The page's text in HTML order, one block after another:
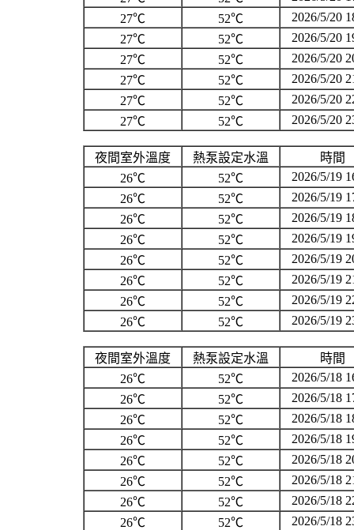
27℃
52℃
2026/5/20
27℃
52℃
2026/5/20
27℃
52℃
2026/5/20
27℃
52℃
2026/5/20
27℃
52℃
2026/5/20
27℃
52℃ 2026/5/20
夜間室外溫度 熱泵設定水溫
時間
26℃
52℃
2026/5/19
26℃
52℃
2026/5/19
26℃
52℃
2026/5/19
26℃
52℃
2026/5/19
26℃
52℃
2026/5/19
26℃
52℃
2026/5/19
26℃
52℃
2026/5/19
26℃
52℃ 2026/5/19
夜間室外溫度 熱泵設定水溫
時間
26℃
52℃
2026/5/18
26℃
52℃
2026/5/18
26℃
52℃
2026/5/18
26℃
52℃
2026/5/18
26℃
52℃
2026/5/18
26℃
52℃
2026/5/18
26℃
52℃
2026/5/18
26℃
52℃ 2026/5/18